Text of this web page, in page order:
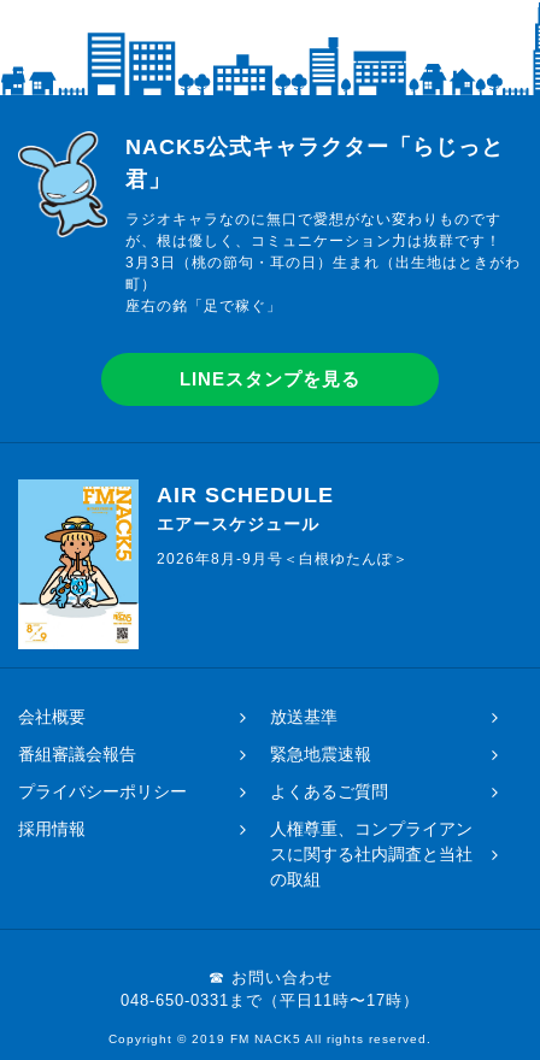
らじっと君
NACK5公式キャラクター「らじっと
君」
ラジオキャラなのに無口で愛想がない変わりものです
が、根は優しく、コミュニケーション力は抜群です！
3月3日（桃の節句・耳の日）生まれ（出生地はときがわ
町）
座右の銘「足で稼ぐ」
LINEスタンプを見る
AIR SCHEDULE
エアースケジュール
2026年8月-9月号＜白根ゆたんぽ＞
会社概要
放送基準
番組審議会報告
緊急地震速報
プライバシーポリシー
よくあるご質問
採用情報
人権尊重、コンプライアン
スに関する社内調査と当社
の取組
☎ お問い合わせ
048-650-0331まで（平日11時〜17時）
Copyright © 2019 FM NACK5 All rights reserved.